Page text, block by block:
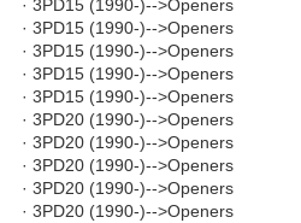
· 3PD15 (1990-)-->Openers
· 3PD15 (1990-)-->Openers
· 3PD15 (1990-)-->Openers
· 3PD15 (1990-)-->Openers
· 3PD15 (1990-)-->Openers
· 3PD20 (1990-)-->Openers
· 3PD20 (1990-)-->Openers
· 3PD20 (1990-)-->Openers
· 3PD20 (1990-)-->Openers
· 3PD20 (1990-)-->Openers